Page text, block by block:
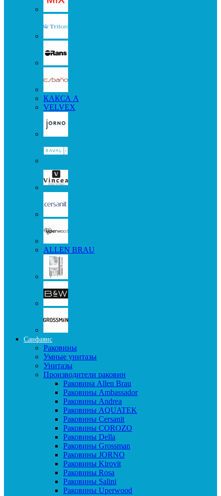
КАКСА А
VELVEX
ALLEN BRAU
Санфаянс
Раковины
Умные унитазы
Унитазы
Производители раковин
Раковина Allen Brau
Раковины Ambassador
Раковины Andrea
Раковины AQUATEK
Раковины Cersanit
Раковины COROZO
Раковины Della
Раковины Grossman
Раковины JORNO
Раковины Kirovit
Раковины Rosa
Раковины Salini
Раковины Uperwood